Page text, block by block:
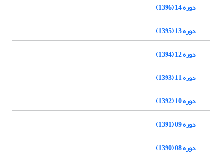
دوره 14 (1396)
دوره 13 (1395)
دوره 12 (1394)
دوره 11 (1393)
دوره 10 (1392)
دوره 09 (1391)
دوره 08 (1390)